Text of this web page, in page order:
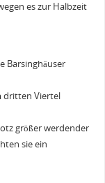
es zur Halbzeit
Barsinghäuser
dritten Viertel
größer werdender
sie ein